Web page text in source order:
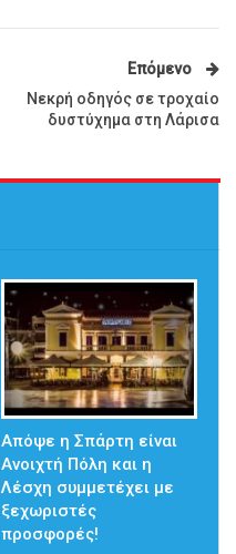
Επόμενο
Νεκρή οδηγός σε τροχαίο
δυστύχημα στη Λάρισα
Απόψε η Σπάρτη είναι
Ανοιχτή Πόλη και η
Λέσχη συμμετέχει με
ξεχωριστές
προσφορές!